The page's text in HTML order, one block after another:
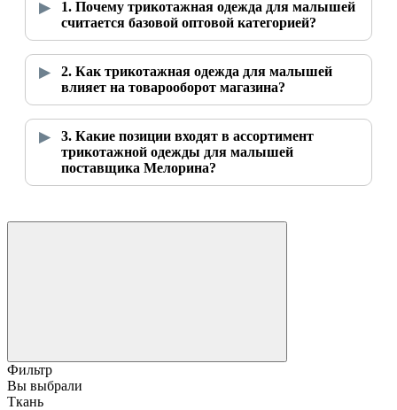
1. Почему трикотажная одежда для малышей
считается базовой оптовой категорией?
2. Как трикотажная одежда для малышей
влияет на товарооборот магазина?
3. Какие позиции входят в ассортимент
трикотажной одежды для малышей
поставщика Мелорина?
Фильтр
Вы выбрали
Ткань